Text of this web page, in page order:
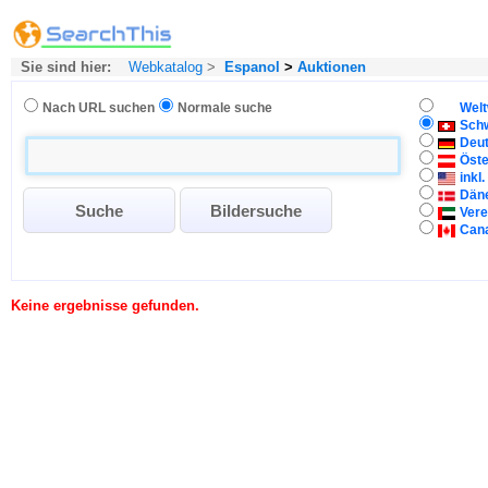
Sie sind hier: Webkatalog > Espanol > Auktionen
Nach URL suchen Normale suche
inkl.
Keine ergebnisse gefunden.